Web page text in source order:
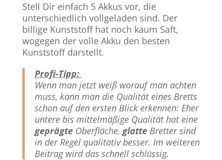
Stell Dir einfach 5 Akkus vor, die
unterschiedlich vollgeladen sind. Der
billige Kunststoff hat noch kaum Saft,
wogegen der volle Akku den besten
Kunststoff darstellt.
Profi-Tipp:
Wenn man jetzt weiß worauf man achten
muss, kann man die Qualität eines Bretts
schon auf den ersten Blick erkennen: Eher
untere bis mittelmäßige Qualität hat eine
geprägteOberfläche, glatteBretter sind
in der Regel qualitativ besser. Im weiteren
Beitrag wird das schnell schlüssig.